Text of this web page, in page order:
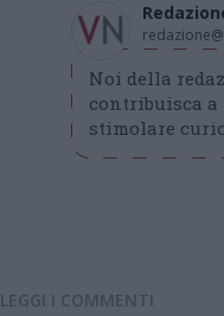
Noi della
contribuisca
stimolare
LEGGI I COMMENTI